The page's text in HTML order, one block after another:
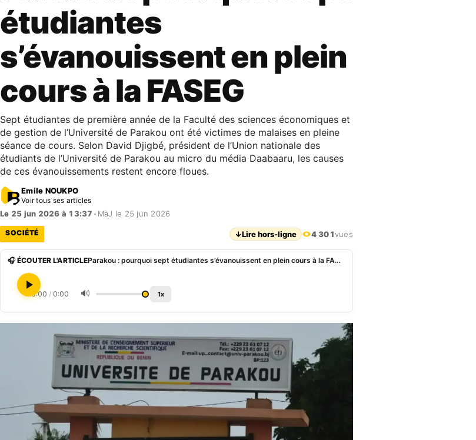
étudiantes
s’évanouissent en plein
cours à la FASEG
Sept étudiantes de première année de la Faculté des sciences économiques et
de gestion de l’Université de Parakou ont été victimes de malaises en pleine
séance de cours. Selon David Djigbé, président de l’Union nationale des
étudiants de l’Université de Parakou au micro du média Daabaaru, les causes
de ces évanouissements restent encore floues.
Emile NOUKPO
Voir tous ses articles
Le 25 jun 2026 à 13:37 • MàJ le 25 jun 2026
SOCIÉTÉ ↓Lire hors-ligne 4 301vues
🎧 ÉCOUTER L'ARTICLE Parakou : pourquoi sept étudiantes s’évanouissent en plein cours à la FASEG
0:00 / 0:00 🔊 1x